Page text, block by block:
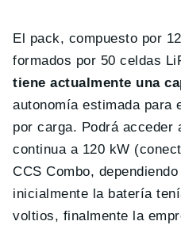
El pack, compuesto por
formados por 50 celdas
tiene actualmente una
autonomía estimada para
por carga. Podrá acceder
continua a 120 kW
CCS Combo,
inicialmente la batería
voltios, finalmente la